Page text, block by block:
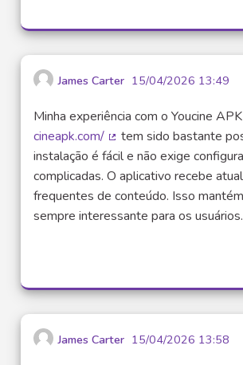
James Carter 15/04/2026 13:49
Minha experiência com o Youcine APK
cineapk.com/
(Lien externe)
tem sido bastante
instalação é fácil e não exige
complicadas. O aplicativo recebe
frequentes de conteúdo. Isso
sempre interessante para os usuários.
James Carter 15/04/2026 13:58